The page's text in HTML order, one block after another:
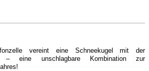
vereint eine Schneekugel mit der
– eine unschlagbare Kombination zur